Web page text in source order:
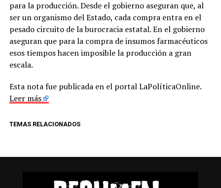
para la producción. Desde el gobierno aseguran que, al
ser un organismo del Estado, cada compra entra en el
pesado circuito de la burocracia estatal. En el gobierno
aseguran que para la compra de insumos farmacéuticos
esos tiempos hacen imposible la producción a gran
escala.
Esta nota fue publicada en el portal LaPolíticaOnline.
Leer más
TEMAS RELACIONADOS